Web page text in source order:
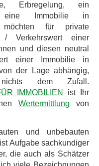
Erbregelung, ein
eine Immobilie in
für private
/ Verkehrswert einer
und diesen neutral
einer Immobilie in
der Lage abhängig,
dem Zufall.
IMMOBILIEN
ist Ihr
Wertermittlung von
und unbebauten
ist Aufgabe sachkundiger
die auch als Schätzer